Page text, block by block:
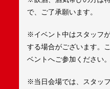
で、ご了承願います。
※イベント中はスタッフ
する場合がございます。
ベントへご参加ください。
※当日会場では、スタッ